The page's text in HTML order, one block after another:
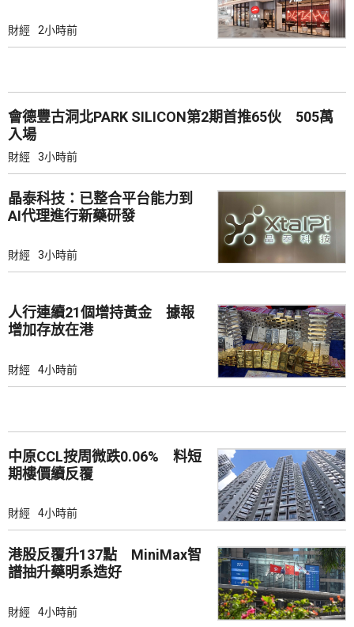
財經 2小時前
會德豐古洞北PARK SILICON第2期首推65伙 505萬
入場
財經 3小時前
晶泰科技：已整合平台能力到
AI代理進行新藥研發
財經 3小時前
人行連續21個增持黃金 據報
增加存放在港
財經 4小時前
中原CCL按周微跌0.06% 料短
期樓價續反覆
財經 4小時前
港股反覆升137點 MiniMax智
譜抽升藥明系造好
財經 4小時前